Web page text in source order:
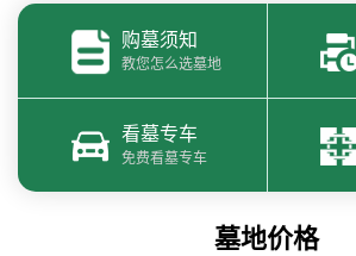
购墓须知
教您怎么选墓地
看墓专车
免费看墓专车
墓地价格